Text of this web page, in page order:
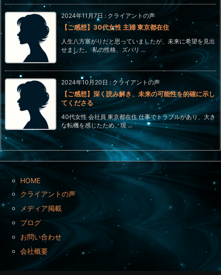
2024年11月7日 : クライアントの声
【ご感想】30代女性 主婦 東京都在住
人生八方塞がりだと思っていましたが、未来に希望を見出
せました。 私の性格、ズバリ ...
2024年10月20日 : クライアントの声
【ご感想】深く読み解き、未来の可能性を的確に示し
てくださる
40代女性 会社員 東京都在住 仕事でトラブルがあり、大き
な転機を感じたため、現 ...
HOME
クライアントの声
メディア掲載
ブログ
お問い合わせ
会社概要